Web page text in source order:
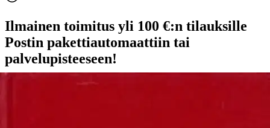
Ilmainen toimitus yli 100 €:n tilauksille
Postin pakettiautomaattiin tai
palvelupisteeseen!
Etu ei koske Suuri‑lisäpalvelulla toimitettavia tuotteita.